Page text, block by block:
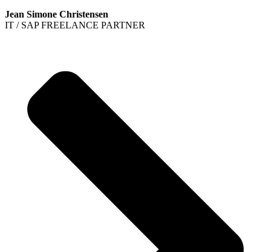
Jean Simone Christensen
IT / SAP FREELANCE PARTNER